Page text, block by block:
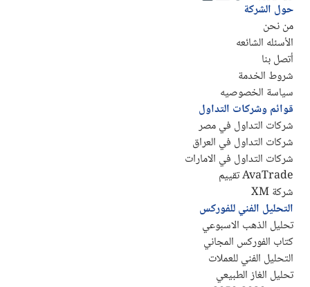
حول الشركة
من نحن
الأسئله الشائعه
أتصل بنا
شروط الخدمة
سياسة الخصوصيه
قوائم وشركات التداول
شركات التداول في مصر
شركات التداول في العراق
شركات التداول في الامارات
AvaTrade تقييم
شركة XM
التحليل الفني للفوركس
تحليل الذهب الاسبوعي
كتاب الفوركس المجاني
التحليل الفني للعملات
تحليل الغاز الطبيعي